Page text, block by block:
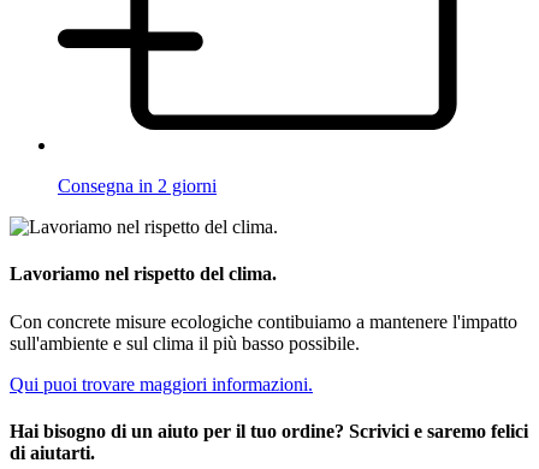
Consegna in 2 giorni
Lavoriamo nel rispetto del clima.
Con concrete misure ecologiche contibuiamo a mantenere l'impatto
sull'ambiente e sul clima il più basso possibile.
Qui puoi trovare maggiori informazioni.
Hai bisogno di un aiuto per il tuo ordine? Scrivici e saremo felici
di aiutarti.